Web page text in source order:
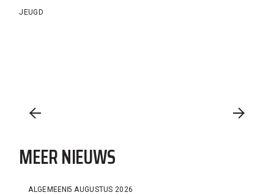
JEUGD
MEER NIEUWS
ALGEMEEN5 AUGUSTUS 2026